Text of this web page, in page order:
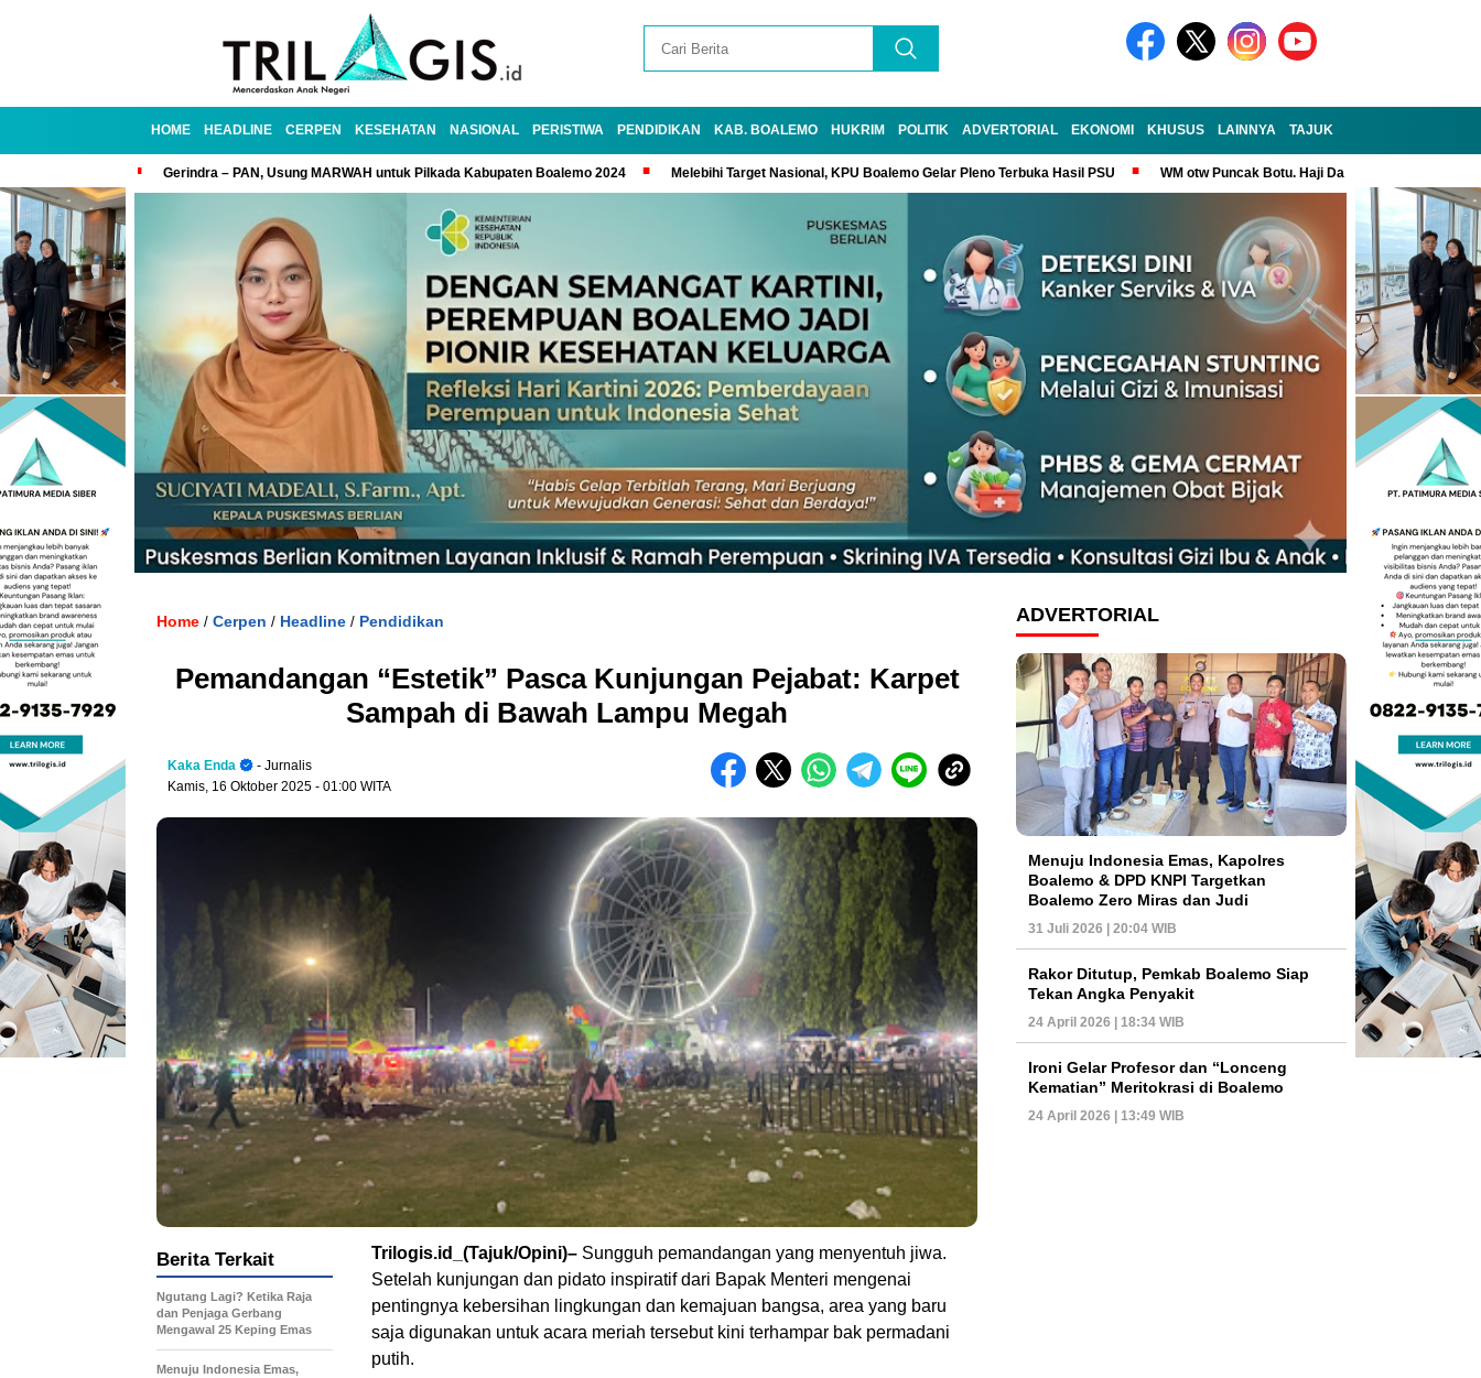
HOME HEADLINE CERPEN KESEHATAN NASIONAL PERISTIWA PENDIDIKAN KAB. BOALEMO HUKRIM POLITIK ADVERTORIAL EKONOMI KHUSUS LAINNYA TAJUK
Gerindra – PAN, Usung MARWAH untuk Pilkada Kabupaten Boalemo 2024 Melebihi Target Nasional, KPU Boalemo Gelar Pleno Terbuka Hasil PSU WM otw Puncak Botu. Haji Darem Masih Tangguh
Home / Cerpen / Headline / Pendidikan
Pemandangan “Estetik” Pasca Kunjungan Pejabat: Karpet
Sampah di Bawah Lampu Megah
Kaka Enda
- Jurnalis
Kamis, 16 Oktober 2025 - 01:00 WITA
Trilogis.id_(Tajuk/Opini)– Sungguh pemandangan yang menyentuh jiwa.
Setelah kunjungan dan pidato inspiratif dari Bapak Menteri mengenai
pentingnya kebersihan lingkungan dan kemajuan bangsa, area yang baru
saja digunakan untuk acara meriah tersebut kini terhampar bak permadani
putih.
Berita Terkait
Ngutang Lagi? Ketika Raja
dan Penjaga Gerbang
Mengawal 25 Keping Emas
Menuju Indonesia Emas,
ADVERTORIAL
Menuju Indonesia Emas, Kapolres
Boalemo & DPD KNPI Targetkan
Boalemo Zero Miras dan Judi
31 Juli 2026 | 20:04 WIB
Rakor Ditutup, Pemkab Boalemo Siap
Tekan Angka Penyakit
24 April 2026 | 18:34 WIB
Ironi Gelar Profesor dan “Lonceng
Kematian” Meritokrasi di Boalemo
24 April 2026 | 13:49 WIB